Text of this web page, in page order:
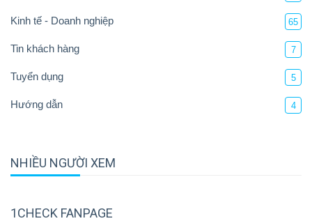
Kinh tế - Doanh nghiệp 65
Tin khách hàng 7
Tuyển dụng 5
Hướng dẫn 4
NHIỀU NGƯỜI XEM
1CHECK FANPAGE